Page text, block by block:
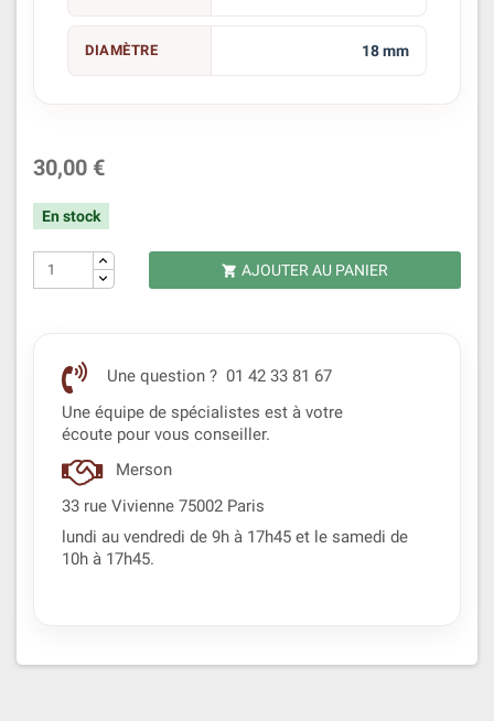
DIAMÈTRE 18 mm
30,00 €
En stock
 AJOUTER AU PANIER
Une question ? 01 42 33 81 67
Une équipe de spécialistes est à votre
écoute pour vous conseiller.
Merson
33 rue Vivienne 75002 Paris
lundi au vendredi de 9h à 17h45 et le samedi de
10h à 17h45.